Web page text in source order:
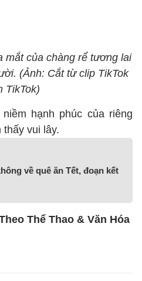
mắt của chàng rể tương lai
(Ảnh: Cắt từ clip TikTok
TikTok)
hạnh phúc của riêng
thấy vui lây.
về quê ăn Tết, đoạn kết
Thể Thao & Văn Hóa